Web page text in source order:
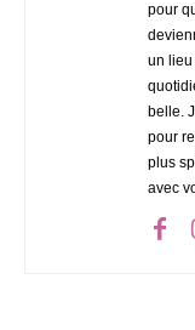
pour
un
belle.
pour
plus
avec